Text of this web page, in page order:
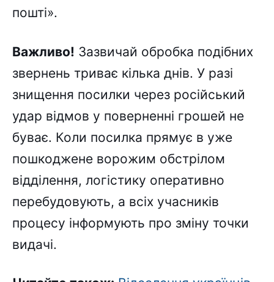
пошті».
Важливо! Зазвичай обробка подібних
звернень триває кілька днів. У разі
знищення посилки через російський
удар відмов у поверненні грошей не
буває. Коли посилка прямує в уже
пошкоджене ворожим обстрілом
відділення, логістику оперативно
перебудовують, а всіх учасників
процесу інформують про зміну точки
видачі.